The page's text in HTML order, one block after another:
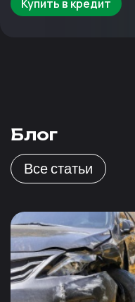
Купить в кредит
Блог
Все статьи